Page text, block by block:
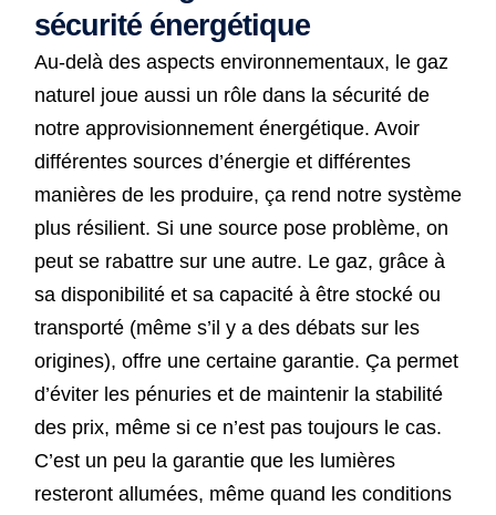
sécurité énergétique
Au-delà des aspects environnementaux, le gaz
naturel joue aussi un rôle dans la sécurité de
notre approvisionnement énergétique. Avoir
différentes sources d’énergie et différentes
manières de les produire, ça rend notre système
plus résilient. Si une source pose problème, on
peut se rabattre sur une autre. Le gaz, grâce à
sa disponibilité et sa capacité à être stocké ou
transporté (même s’il y a des débats sur les
origines), offre une certaine garantie. Ça permet
d’éviter les pénuries et de maintenir la stabilité
des prix, même si ce n’est pas toujours le cas.
C’est un peu la garantie que les lumières
resteront allumées, même quand les conditions